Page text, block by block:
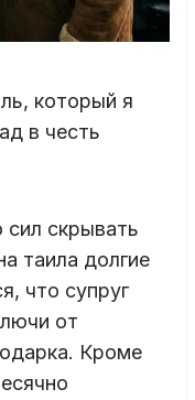
который я
в честь
скрывать
таила долгие
что супруг
от
Кроме